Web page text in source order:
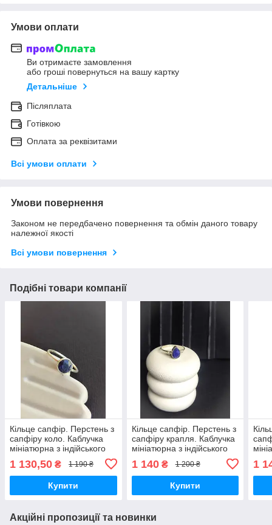
Умови оплати
Ви отримаєте замовлення
або гроші повернуться на вашу картку
Детальніше
Післяплата
Готівкою
Оплата за реквізитами
Всі умови оплати
Умови повернення
Законом не передбачено повернення та обмін даного товару
належної якості
Всі умови повернення
Подібні товари компанії
Кільце сапфір. Перстень з
сапфіру коло. Каблучка
мініатюрна з індійського
Індія.
1 130,50 ₴ 1 190 ₴
Купити
Кільце сапфір. Перстень з
сапфіру крапля. Каблучка
мініатюрна з індійського
Індія.
1 140₴ 1 200 ₴
Купити
1
Акційні пропозиції та новинки